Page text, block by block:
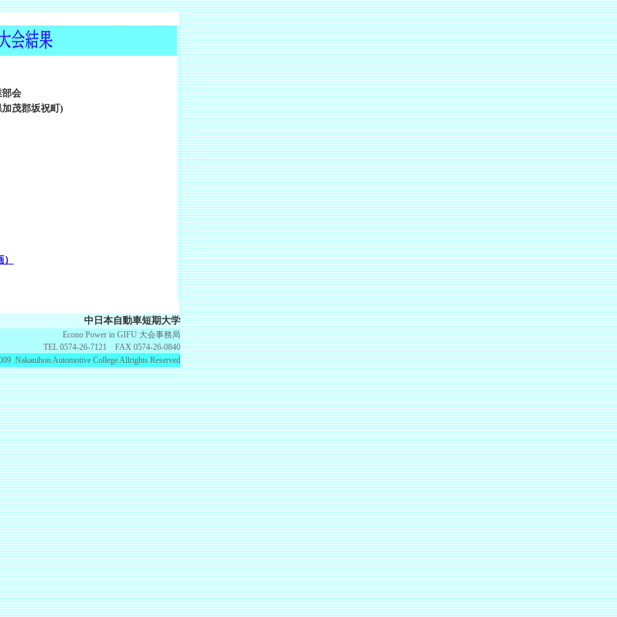
部会
茂郡坂祝町)
中日本自動車短期大学
Econo Power in GIFU 大会事務局
TEL 0574-26-7121 FAX 0574-26-0840
Nakanihon Automotive College Allrights Reserved